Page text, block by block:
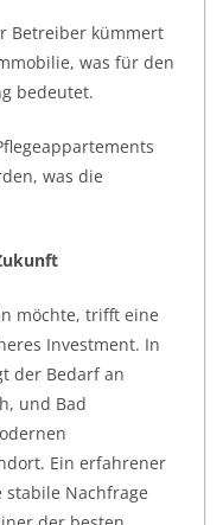
Betreiber kümmert
was für den
bedeutet.
was die
möchte, trifft eine
Investment. In
der Bedarf an
und Bad
Ein erfahrener
Nachfrage